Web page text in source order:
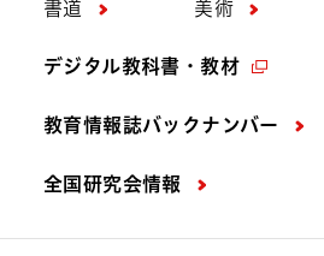
書道 美術
デジタル教科書・教材
教育情報誌バックナンバー
全国研究会情報